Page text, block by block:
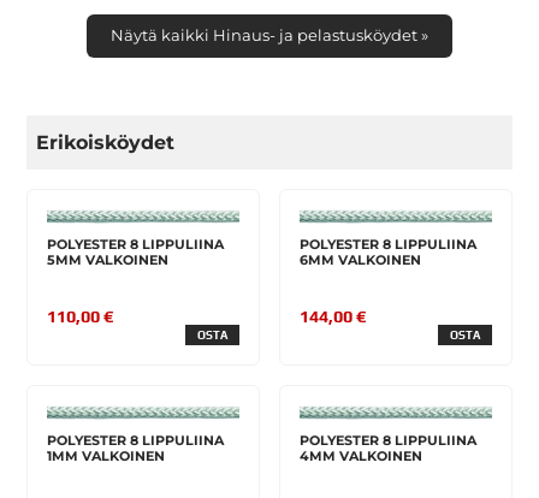
Näytä kaikki Hinaus- ja pelastusköydet »
Erikoisköydet
POLYESTER 8 LIPPULIINA
5MM VALKOINEN
110,00 €
OSTA
POLYESTER 8 LIPPULIINA
6MM VALKOINEN
144,00 €
OSTA
POLYESTER 8 LIPPULIINA
1MM VALKOINEN
POLYESTER 8 LIPPULIINA
4MM VALKOINEN